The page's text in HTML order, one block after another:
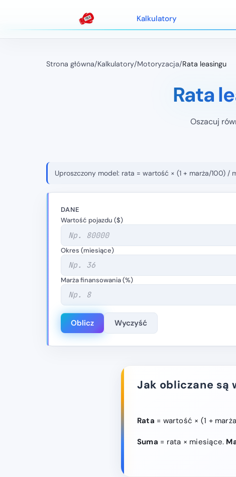
Kalkulatory
Strona główna/Kalkulatory/Motoryzacja/Rata leasingu
Rata
Oszacuj
Uproszczony model: rata = wartość × (1 + marża/100) /
DANE
Wartość pojazdu ($)
Okres (miesiące)
Marża finansowania (%)
Oblicz Wyczyść
Jak obliczane są
Rata = wartość × (1 +
Suma = rata × miesiące.